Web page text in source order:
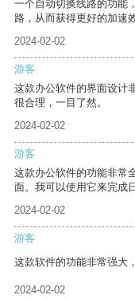
一个自动切换线路的功能
路，从而获得更好的加速
2024-02-02
游客
这款办公软件的界面设计
很合理，一目了然。
2024-02-02
游客
这款办公软件的功能非常
面。我可以使用它来完成
2024-02-02
游客
这款软件的功能非常强大
2024-02-02